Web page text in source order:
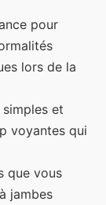
pour
lors de la
et
voyantes qui
que vous
jambes